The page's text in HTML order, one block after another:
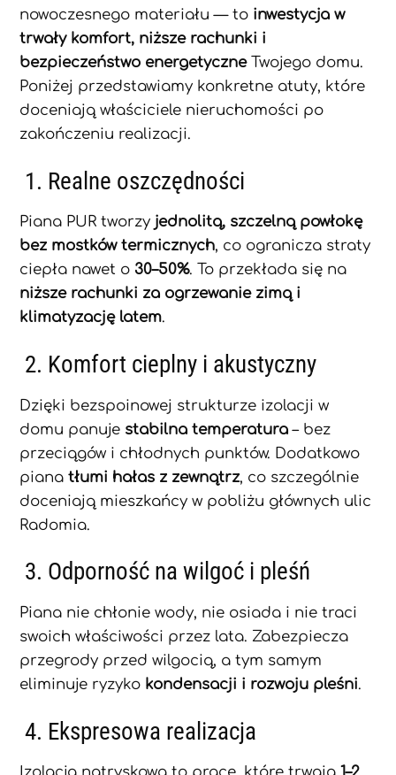
nowoczesnego materiału — to inwestycja w
trwały komfort, niższe rachunki i
bezpieczeństwo energetyczneTwojego domu.
Poniżej przedstawiamy konkretne atuty, które
doceniają właściciele nieruchomości po
zakończeniu realizacji.
1. Realne oszczędności
Piana PUR tworzy jednolitą, szczelną powłokę
bez mostków termicznych, co ogranicza straty
ciepła nawet o 30–50%. To przekłada się na
niższe rachunki za ogrzewanie zimą i
klimatyzację latem.
2. Komfort cieplny i akustyczny
Dzięki bezspoinowej strukturze izolacji w
domu panuje stabilna temperatura – bez
przeciągów i chłodnych punktów. Dodatkowo
pianatłumi hałas z zewnątrz, co szczególnie
doceniają mieszkańcy w pobliżu głównych ulic
Radomia.
3. Odporność na wilgoć i pleśń
Piana nie chłonie wody, nie osiada i nie traci
swoich właściwości przez lata. Zabezpiecza
przegrody przed wilgocią, a tym samym
eliminuje ryzyko kondensacji i rozwoju pleśni.
4. Ekspresowa realizacja